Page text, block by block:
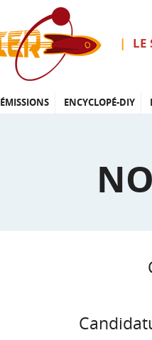
LE
ÉMISSIONS ENCYCLOPÉ-DIY